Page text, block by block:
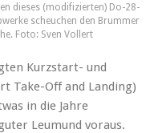
dieses (modifizierten) Do-28-
scheuchen den Brummer
Foto: Sven Vollert
Kurzstart- und
Take-Off and Landing)
in die Jahre
Leumund voraus.